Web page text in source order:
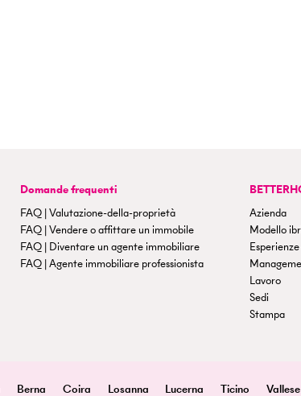
Domande frequenti
FAQ | Valutazione-della-proprietà
FAQ | Vendere o affittare un immobile
FAQ | Diventare un agente immobiliare
FAQ | Agente immobiliare professionista
Azienda
Modello
Lavoro
Sedi
Stampa
Berna Coira Losanna Lucerna Ticino Vallese